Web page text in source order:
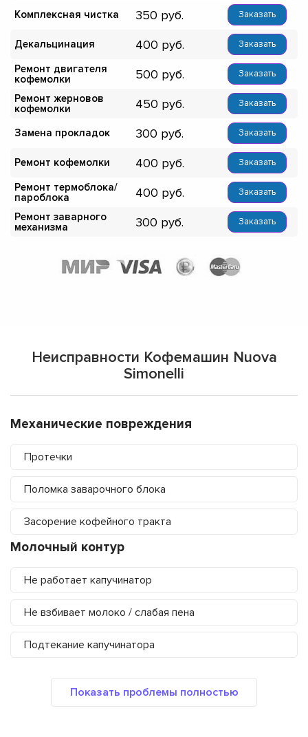
Комплексная чистка 350 Заказать
Декальцинация 400 Заказать
Ремонт двигателя
кофемолки
500 Заказать
Ремонт жерновов
кофемолки
450 Заказать
Замена прокладок 300 Заказать
Ремонт кофемолки 400 Заказать
Ремонт термоблока/
пароблока
400 Заказать
Ремонт заварного
механизма
300 Заказать
Неисправности Кофемашин Nuova
Simonelli
Механические повреждения
Протечки
Поломка заварочного блока
Засорение кофейного тракта
Молочный контур
Не работает капучинатор
Не взбивает молоко / слабая пена
Подтекание капучинатора